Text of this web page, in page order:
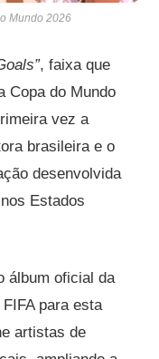
Mundo 2026
, faixa que
Copa do Mundo
vez a
brasileira e o
desenvolvida
Estados
álbum oficial da
para esta
artistas de